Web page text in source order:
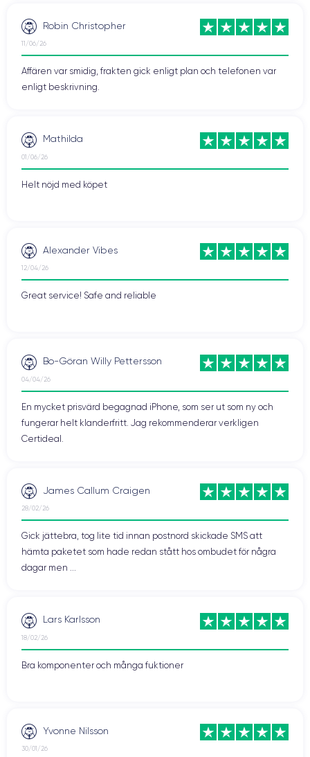
Robin Christopher
11/06/26
Affären var smidig, frakten gick enligt plan och telefonen var
enligt beskrivning.
Mathilda
01/06/26
Helt nöjd med köpet
Alexander Vibes
12/04/26
Great service! Safe and reliable
Bo-Göran Willy Pettersson
04/04/26
En mycket prisvärd begagnad iPhone, som ser ut som ny och
fungerar helt klanderfritt. Jag rekommenderar verkligen
Certideal.
James Callum Craigen
28/02/26
Gick jättebra, tog lite tid innan postnord skickade SMS att
hämta paketet som hade redan stått hos ombudet för några
dagar men ...
Lars Karlsson
18/02/26
Bra komponenter och många fuktioner
Yvonne Nilsson
30/01/26